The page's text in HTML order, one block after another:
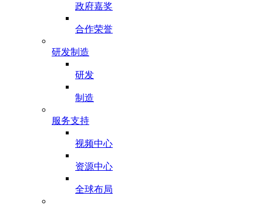
政府嘉奖
合作荣誉
研发制造
研发
制造
服务支持
视频中心
资源中心
全球布局